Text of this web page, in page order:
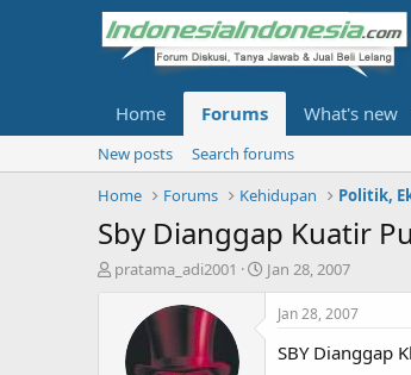
Home Forums What's new
New posts
Search forums
Home
Forums Kehidupan Politik,
Sby Dianggap Kuatir
T
pratama_adi2001
S
t
Jan 28, 2007
Jan 28, 2007
SBY Dianggap